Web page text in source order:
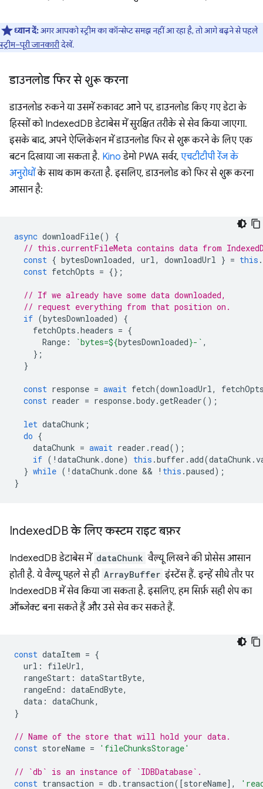
ध्यान दें:अगर आपको स्ट्रीम का कॉन्सेप्ट समझ नहीं आ रहा है, तो आगे बढ़ने से पहले
स्ट्रीम–पूरी जानकारीदेखें.
डाउनलोड फिर से शुरू करना
डाउनलोड रुकने या उसमें रुकावट आने पर, डाउनलोड किए गए डेटा के
हिस्सों को IndexedDB डेटाबेस में सुरक्षित तरीके से सेव किया जाएगा.
इसके बाद, अपने ऐप्लिकेशन में डाउनलोड फिर से शुरू करने के लिए एक
बटन दिखाया जा सकता है. Kino डेमो PWA सर्वर, एचटीटीपी रेंज के
अनुरोधोंके साथ काम करता है. इसलिए, डाउनलोड को फिर से शुरू करना
आसान है:
async downloadFile()
{
// this.currentFileMeta contains data from
const { bytesDownloaded, url, downloadUrl } = this .
const fetchOpts = {};
// If we already have some data downloaded,
// request everything from that position on.
if (bytesDownloaded)
{
fetchOpts .headers = {
Range : `bytes=${bytesDownloaded}-` ,
};
}
const response = await fetch(downloadUrl,
const reader = response.body.getReader();
let dataChunk ;
do {
dataChunk = await reader . read();
if ( ! dataChunk .done) this .buffer .add(dataChunk .
} while ( ! dataChunk .done && ! this .paused);
}
IndexedDB के लिए कस्टम राइट बफ़र
IndexedDB डेटाबेस में dataChunk वैल्यू लिखने की प्रोसेस आसान
होती है. ये वैल्यू पहले से ही ArrayBuffer इंस्टेंस हैं. इन्हें सीधे तौर पर
IndexedDB में सेव किया जा सकता है. इसलिए, हम सिर्फ़ सही शेप का
ऑब्जेक्ट बना सकते हैं और उसे सेव कर सकते हैं.
const dataItem = {
url : fileUrl,
rangeStart : dataStartByte,
rangeEnd : dataEndByte,
data : dataChunk,
}
// Name of the store that will hold your data.
const storeName = 'fileChunksStorage'
// `db` is an instance of `IDBDatabase`.
const transaction = db . transaction([storeName],